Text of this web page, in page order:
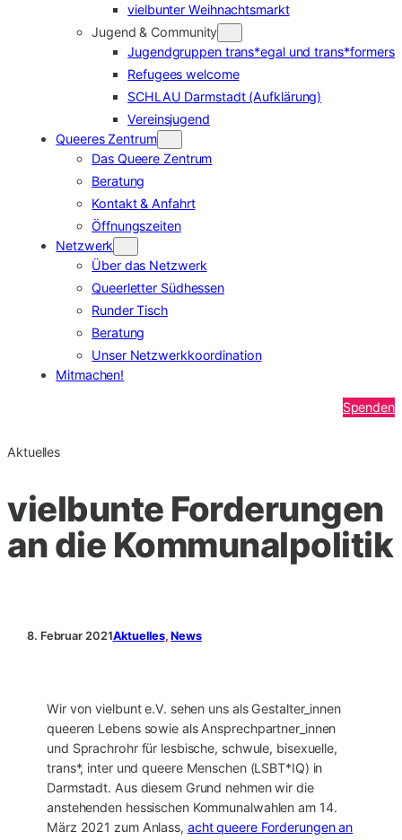
vielbunter Weihnachtsmarkt
Jugend & Community
Jugendgruppen trans*egal und trans*formers
Refugees welcome
SCHLAU Darmstadt (Aufklärung)
Vereinsjugend
Queeres Zentrum
Das Queere Zentrum
Beratung
Kontakt & Anfahrt
Öffnungszeiten
Netzwerk
Über das Netzwerk
Queerletter Südhessen
Runder Tisch
Beratung
Unser Netzwerkkoordination
Mitmachen!
Spenden
Aktuelles
vielbunte Forderungen
an die Kommunalpolitik
8. Februar 2021Aktuelles, News
Wir von vielbunt e.V. sehen uns als Gestalter_innen
queeren Lebens sowie als Ansprechpartner_innen
und Sprachrohr für lesbische, schwule, bisexuelle,
trans*, inter und queere Menschen (LSBT*IQ) in
Darmstadt. Aus diesem Grund nehmen wir die
anstehenden hessischen Kommunalwahlen am 14.
März 2021 zum Anlass, acht queere Forderungen an